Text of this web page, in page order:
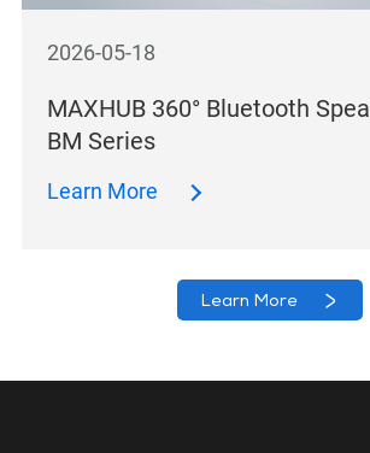
2026-05-18
MAXHUB 360° Bluetooth
BM Series
Learn More
Learn More